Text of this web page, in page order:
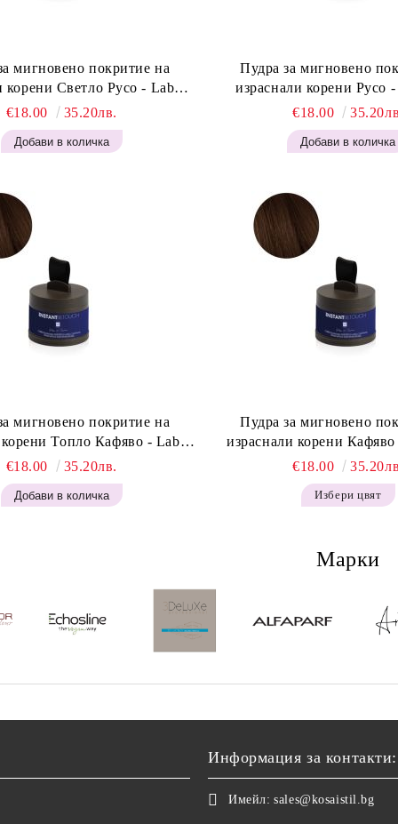
мигновено покритие на
корени Светло Русо - Labor
Retouch Powder - Light Blonde
H646
€18.00 35.20лв.
Пудра за мигновено
израснали корени Русо - Labor Pro
Instant Retouch Powder -
€18.00
мигновено покритие на
корени Топло Кафяво - Labor
Powder - Warm Brown
H643
€18.00 35.20лв.
Пудра за мигновено
израснали корени
Instant Retouch Powder -
€18.00
Избери цвят
Марки
Информация за контакти:
Имейл: sales@kosaistil.bg